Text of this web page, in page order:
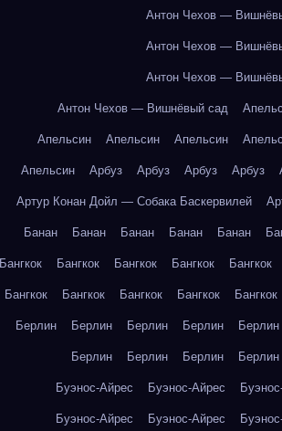
Антон Чехов —
Антон Чехов —
Антон Чехов —
Антон Чехов — Вишнёвый сад
Апельсин Апельсин Апельсин
Апельсин Арбуз Арбуз Арбуз Арбуз
Артур Конан Дойл — Собака Баскервилей
Банан Банан Банан Банан Банан
Бангкок Бангкок Бангкок Бангкок Бангкок
Бангкок Бангкок Бангкок Бангкок Бангкок
Берлин Берлин Берлин Берлин Берлин
Берлин Берлин Берлин Берлин
Буэнос-Айрес Буэнос-Айрес
Буэнос-Айрес Буэнос-Айрес